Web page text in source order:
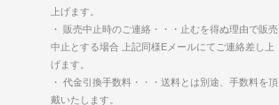
上げます。
・ 販売中止時のご連絡・・・止むを得ぬ理由で販売
中止とする場合 上記同様Eメールにてご連絡差し上
げます。
・ 代金引換手数料・・・送料とは別途、手数料を頂
戴いたします。